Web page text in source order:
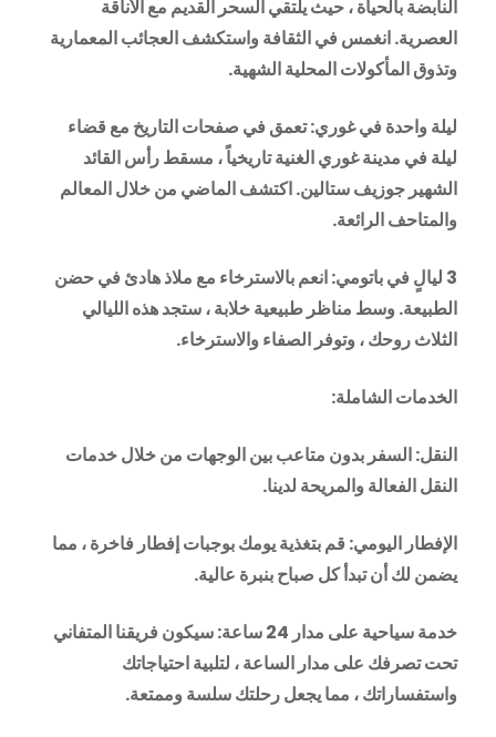
النابضة بالحياة ، حيث يلتقي السحر القديم مع الأناقة
العصرية. انغمس في الثقافة واستكشف العجائب المعمارية
وتذوق المأكولات المحلية الشهية.
ليلة واحدة في غوري: تعمق في صفحات التاريخ مع قضاء
ليلة في مدينة غوري الغنية تاريخياً ، مسقط رأس القائد
الشهير جوزيف ستالين. اكتشف الماضي من خلال المعالم
والمتاحف الرائعة.
3 ليالٍ في باتومي: انعم بالاسترخاء مع ملاذ هادئ في حضن
الطبيعة. وسط مناظر طبيعية خلابة ، ستجد هذه الليالي
الثلاث روحك ، وتوفر الصفاء والاسترخاء.
الخدمات الشاملة:
النقل: السفر بدون متاعب بين الوجهات من خلال خدمات
النقل الفعالة والمريحة لدينا.
الإفطار اليومي: قم بتغذية يومك بوجبات إفطار فاخرة ، مما
يضمن لك أن تبدأ كل صباح بنبرة عالية.
خدمة سياحية على مدار 24 ساعة: سيكون فريقنا المتفاني
تحت تصرفك على مدار الساعة ، لتلبية احتياجاتك
واستفساراتك ، مما يجعل رحلتك سلسة وممتعة.